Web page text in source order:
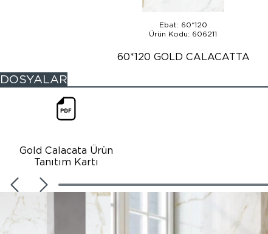
Ebat: 60*120
Ürün Kodu: 606211
60*120 GOLD CALACATTA
DOSYALAR
Gold Calacata Ürün
Tanıtım Kartı